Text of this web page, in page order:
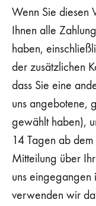
Wenn Sie diesen
Ihnen alle
haben,
der zusätzlichen
dass Sie eine
uns angebotene,
gewählt haben),
14 Tagen ab
Mitteilung über
uns eingegangen
verwenden wir